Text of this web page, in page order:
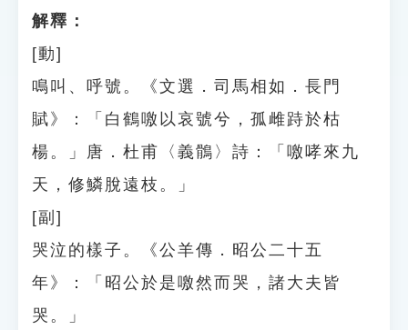
解釋：
[動]
鳴叫、呼號。《文選．司馬相如．長門
賦》：「白鶴噭以哀號兮，孤雌跱於枯
楊。」唐．杜甫〈義鶻〉詩：「噭哮來九
天，修鱗脫遠枝。」
[副]
哭泣的樣子。《公羊傳．昭公二十五
年》：「昭公於是噭然而哭，諸大夫皆
哭。」